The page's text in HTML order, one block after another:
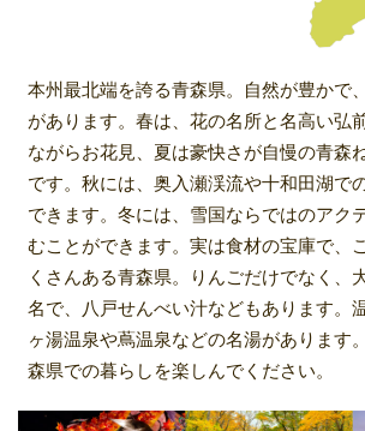
本州最北端を誇る青森県。自然が豊かで
があります。春は、花の名所と名高い弘
ながらお花見、夏は豪快さが自慢の青森
です。秋には、奥入瀬渓流や十和田湖で
できます。冬には、雪国ならではのアク
むことができます。実は食材の宝庫で、
くさんある青森県。りんごだけでなく、
名で、八戸せんべい汁などもあります。
ヶ湯温泉や蔦温泉などの名湯があります
森県での暮らしを楽しんでください。